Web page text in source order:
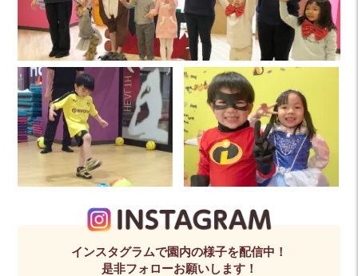
インスタグラムで園内の様子を配信中！
是非フォローお願いします！